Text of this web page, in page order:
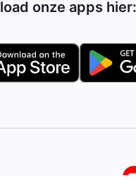
onze apps hier: